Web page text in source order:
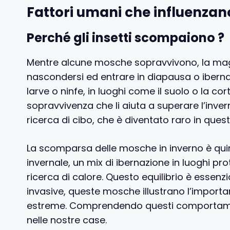
Fattori umani che
Perché gli insetti scompaiono ?
Mentre alcune mosche sopravvivono, la
nascondersi ed entrare in diapausa o
larve o ninfe, in luoghi come il suolo o la
sopravvivenza che li aiuta a superare
ricerca di cibo, che è diventato raro in
La scomparsa delle mosche in inverno è
invernale, un mix di ibernazione in luoghi
ricerca di calore. Questo equilibrio è
invasive, queste mosche illustrano
estreme. Comprendendo questi
nelle nostre case.